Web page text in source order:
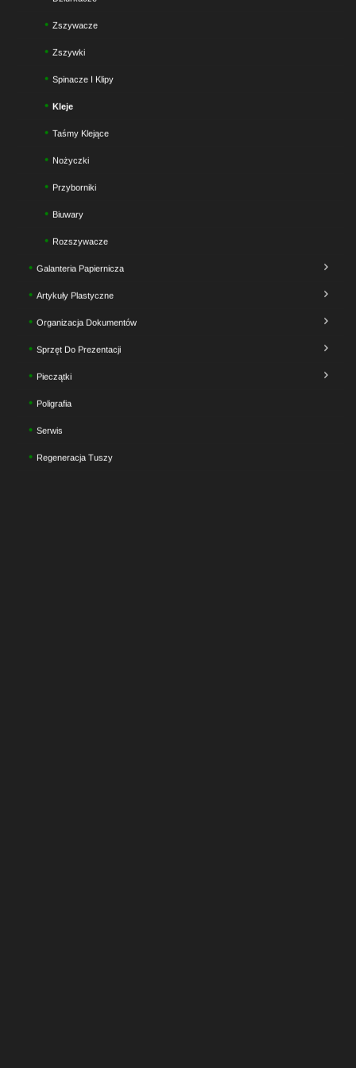
Zszywacze
Zszywki
Spinacze I Klipy
Kleje
Taśmy Klejące
Nożyczki
Przyborniki
Biuwary
Rozszywacze
Galanteria Papiernicza
Artykuły Plastyczne
Organizacja Dokumentów
Sprzęt Do Prezentacji
Pieczątki
Poligrafia
Serwis
Regeneracja Tuszy